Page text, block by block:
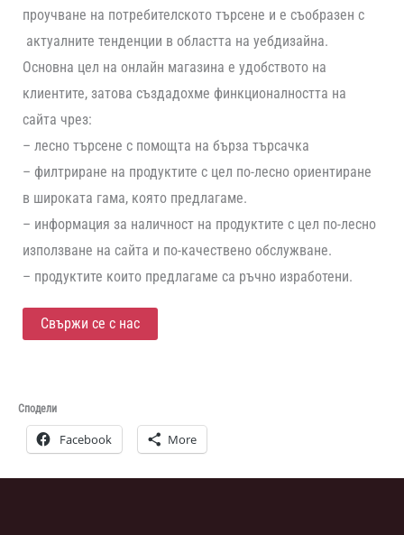
проучване на потребителското търсене и е съобразен с
актуалните тенденции в областта на уебдизайна.
Основна цел на онлайн магазина е удобството на
клиентите, затова създадохме финкционалността на
сайта чрез:
– лесно търсене с помощта на бърза търсачка
– филтриране на продуктите с цел по-лесно ориентиране
в широката гама, която предлагаме.
– информация за наличност на продуктите с цел по-лесно
използване на сайта и по-качествено обслужване.
– продуктите които предлагаме са ръчно изработени.
Свържи се с нас
Сподели
Facebook More